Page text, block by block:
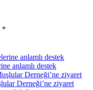
*
anlamlı destek
Derneği’ne ziyaret